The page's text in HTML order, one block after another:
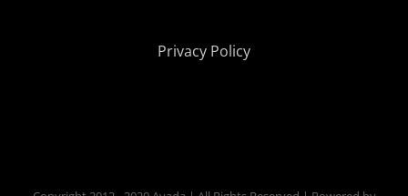
Privacy Policy